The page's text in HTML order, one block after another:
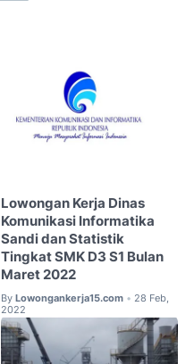
Lowongan Kerja Dinas
Komunikasi Informatika
Sandi dan Statistik
Tingkat SMK D3 S1 Bulan
Maret 2022
By Lowongankerja15.com • 28 Feb,
2022